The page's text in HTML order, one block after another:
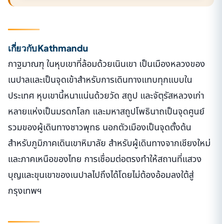
เกี่ยวกับ Kathmandu
กาฐมาณฑุ ในหุบเขาที่ล้อมด้วยเนินเขา เป็นเมืองหลวงของ
เนปาลและเป็นจุดเข้าสำหรับการเดินทางแทบทุกแบบใน
ประเทศ หุบเขานี้หนาแน่นด้วยวัด สถูป และจัตุรัสหลวงเก่า
หลายแห่งเป็นมรดกโลก และมหาสถูปโพธินาถเป็นจุดศูนย์
รวมของผู้เดินทางชาวพุทธ นอกตัวเมืองเป็นจุดตั้งต้น
สำหรับภูมิภาคเดินเขาหิมาลัย สำหรับผู้เดินทางจากเชียงใหม่
และภาคเหนือของไทย การเชื่อมต่อตรงทำให้สถานที่แสวง
บุญและขุนเขาของเนปาลไปถึงได้โดยไม่ต้องอ้อมลงใต้สู่
กรุงเทพฯ